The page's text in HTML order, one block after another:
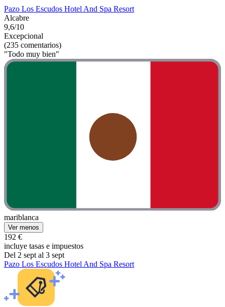
Pazo Los Escudos Hotel And Spa Resort
Alcabre
9,6/10
Excepcional
(235 comentarios)
"Todo muy bien"
mariblanca
Ver menos
192 €
incluye tasas e impuestos
Del 2 sept al 3 sept
Pazo Los Escudos Hotel And Spa Resort